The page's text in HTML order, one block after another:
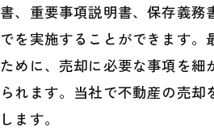
、重要事項説明書、保存義
を実施することができます
めに、売却に必要な事項を
れます。当社で不動産の売
ます。